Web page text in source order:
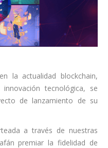
la actualidad blockchain,
tecnológica, se
de lanzamiento de su
a través de nuestras
premiar la fidelidad de